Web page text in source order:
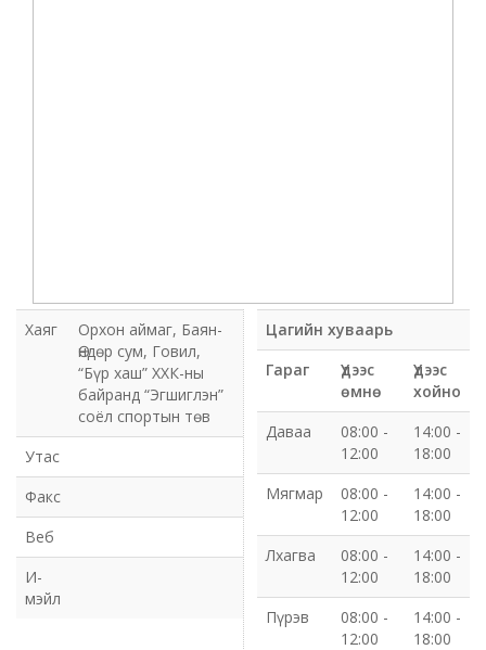
Бүсийн оношлогоо эмчилгээний төв
Хот тохижуулах газар
Орхон аймаг Шуудан үйлчилгээний газар
Биеийн тамир, спортын газар
Газрын харилцаа барилга хот байгуулалтын газар
Нийгмийн даатгалын газар
Хаяг
Орхон аймаг, Баян-
Өндөр сум, Говил,
“Бүр хаш” ХХК-ны
байранд “Эгшиглэн”
соёл спортын төв
Утас
Факс
Веб
И-
мэйл
Цагийн хуваарь
Гараг
Үдээс
өмнө
Үдээс
хойно
Даваа
08:00 -
12:00
14:00 -
18:00
Мягмар
08:00 -
12:00
14:00 -
18:00
Лхагва
08:00 -
12:00
14:00 -
18:00
Пүрэв
08:00 -
12:00
14:00 -
18:00